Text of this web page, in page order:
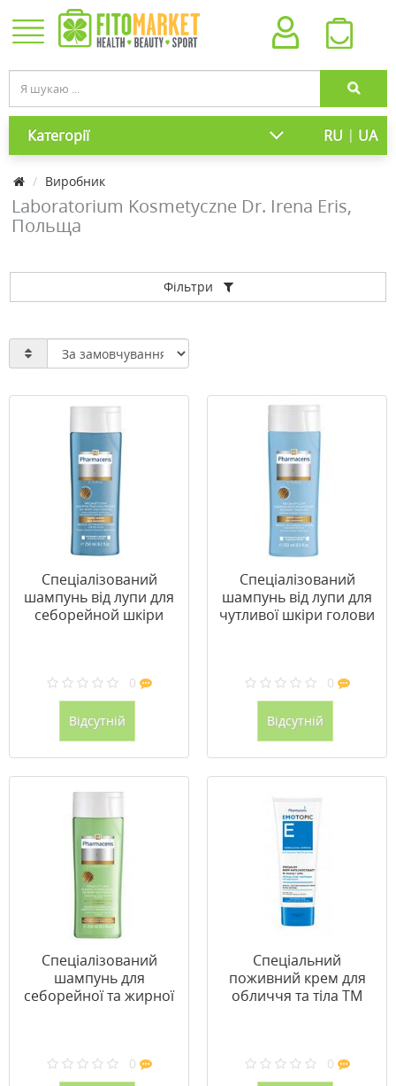
Категорії RU | UA
Виробник
Laboratorium Kosmetyczne Dr. Irena Eris,
Польща
Фільтри
Спеціалізований
шампунь від лупи для
себорейной шкіри
0
Відсутній
Спеціалізований
шампунь від лупи для
чутливої шкіри голови
0
Відсутній
Спеціалізований
шампунь для
себорейної та жирної
Pharmaceris
0
Спеціальний
поживний крем для
обличчя та тіла ТМ
0